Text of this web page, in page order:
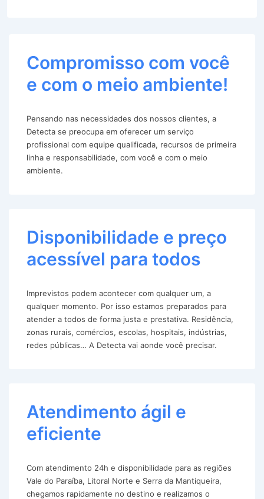
Compromisso com você
e com o meio ambiente!
Pensando nas necessidades dos nossos clientes, a
Detecta se preocupa em oferecer um serviço
profissional com equipe qualificada, recursos de primeira
linha e responsabilidade, com você e com o meio
ambiente.
Disponibilidade e preço
acessível para todos
Imprevistos podem acontecer com qualquer um, a
qualquer momento. Por isso estamos preparados para
atender a todos de forma justa e prestativa. Residência,
zonas rurais, comércios, escolas, hospitais, indústrias,
redes públicas… A Detecta vai aonde você precisar.
Atendimento ágil e
eficiente
Com atendimento 24h e disponibilidade para as regiões
Vale do Paraíba, Litoral Norte e Serra da Mantiqueira,
chegamos rapidamente no destino e realizamos o